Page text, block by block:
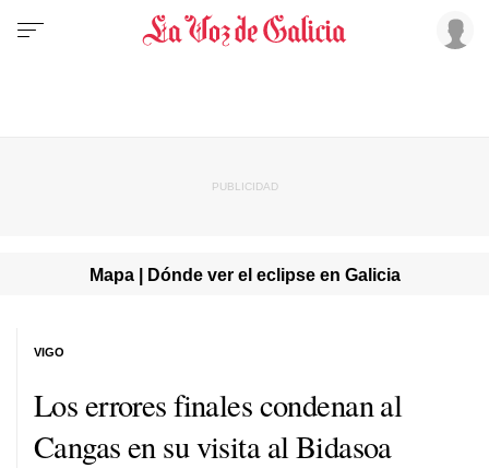
Mapa | Dónde ver el eclipse en Galicia
Los errores finales condenan al
Cangas en su visita al Bidasoa
VIGO